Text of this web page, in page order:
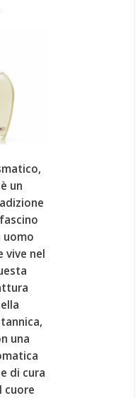
è un
uomo
vive nel
,
una
di cura
cuore